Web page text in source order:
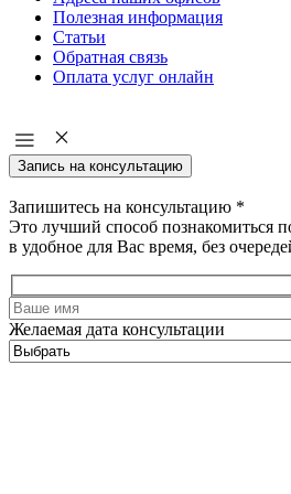
Полезная информация
Статьи
Обратная связь
Оплата услуг онлайн
Запись на консультацию
Запишитесь на консультацию *
Это лучший способ познакомиться
в удобное для Вас время, без
Желаемая дата консультации